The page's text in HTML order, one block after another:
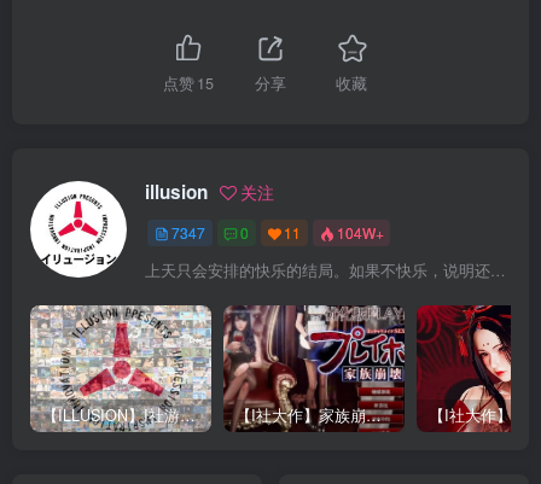
点赞15 分享 收藏
illusion 关注
7347 0 11 104W+
上天只会安排的快乐的结局。如果不快乐，说明还不是最后结局
【ILLUSION】I社游戏合集截至2025 无修正汉化硬盘纯净版手慢无[微云/OD] 【I社大作】家族崩坏Playhome 终极12.0收藏版新整合【85G/补档福利】【年费会员专享，手慢无】